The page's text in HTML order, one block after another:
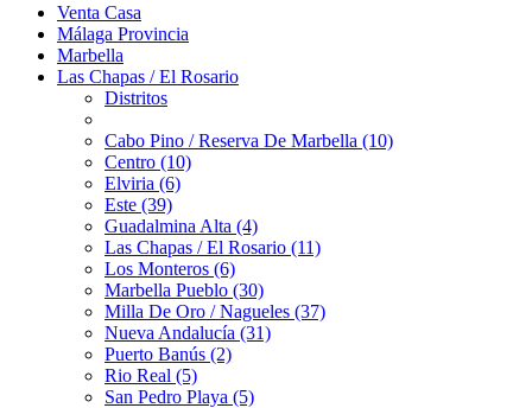
Venta Casa
Málaga Provincia
Marbella
Las Chapas / El Rosario
Distritos
Cabo Pino / Reserva De Marbella (10)
Centro (10)
Elviria (6)
Este (39)
Guadalmina Alta (4)
Las Chapas / El Rosario (11)
Los Monteros (6)
Marbella Pueblo (30)
Milla De Oro / Nagueles (37)
Nueva Andalucía (31)
Puerto Banús (2)
Rio Real (5)
San Pedro Playa (5)